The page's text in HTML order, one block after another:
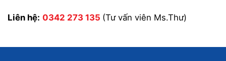
Liên hệ: 0342 273 135 (Tư vấn viên Ms.Thư)